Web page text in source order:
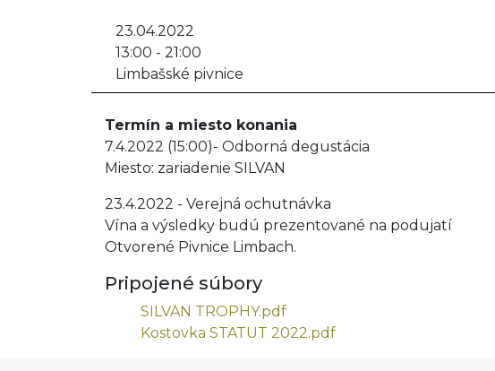
23.04.2022
13:00 - 21:00
Limbašské pivnice
Termín a miesto konania
7.4.2022 (15:00)- Odborná degustácia
Miesto: zariadenie SILVAN
23.4.2022 - Verejná ochutnávka
Vína a výsledky budú prezentované na podujatí
Otvorené Pivnice Limbach.
Pripojené súbory
SILVAN TROPHY.pdf
Kostovka STATUT 2022.pdf